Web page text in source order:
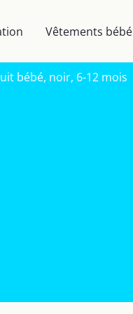
Vêtements bébé
bébé, noir, 6-12 mois